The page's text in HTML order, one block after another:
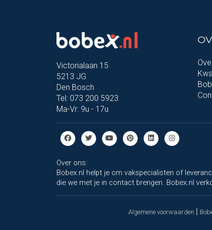
Victorialaan 15
5213 JG
Den Bosch
Tel: 073 200 5923
Ma-Vr: 9u - 17u
Over ons:
Bobex.nl helpt je om vakspecialisten of
die we met je in contact brengen. Bobex.nl
Algemene voorwaarden